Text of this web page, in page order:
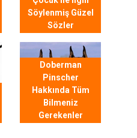
Söylenmiş Güzel
Sözler
Doberman
Pinscher
Hakkında Tüm
Bilmeniz
Gerekenler